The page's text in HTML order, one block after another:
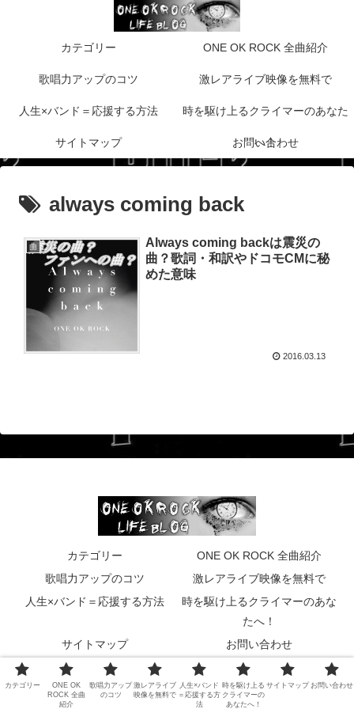
カテゴリー ONE OK ROCK 全曲紹介
歌唱力アップのコツ 激レアライブ映像を無料で
人生×バンド＝応援する方法 時を駆け上るクライマーのあなた
へ！
サイトマップ お問い合わせ
always coming back
曲
Always coming backは震災の
曲？歌詞・和訳やドコモCMに秘
めた意味
2016.03.13
カテゴリー
ONE OK ROCK 全曲紹介
歌唱力アップのコツ
激レアライブ映像を無料で
人生×バンド＝応援する方法
時を駆け上るクライマーのあな
たへ！
サイトマップ
お問い合わせ
© 2015 ONE OK ROCK LIFE BLOG〜ワンオク ライフ ブログ〜.
カテゴリー
ONE OK
ROCK 全曲
紹介
歌唱力アップ
のコツ
激レアライブ
映像を無料で
人生×バンド
＝応援する方
法
時を駆け上る
クライマーの
あなたへ！
サイトマップ お問い合わせ